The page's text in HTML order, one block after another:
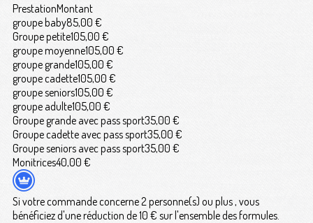
PrestationMontant
groupe baby85,00 €
Groupe petite105,00 €
groupe moyenne105,00 €
groupe grande105,00 €
groupe cadette105,00 €
groupe seniors105,00 €
groupe adulte105,00 €
Groupe grande avec pass sport35,00 €
Groupe cadette avec pass sport35,00 €
Groupe seniors avec pass sport35,00 €
Monitrices40,00 €
Si votre commande concerne 2 personne(s) ou plus , vous
bénéficiez d'une réduction de 10 € sur l'ensemble des formules.